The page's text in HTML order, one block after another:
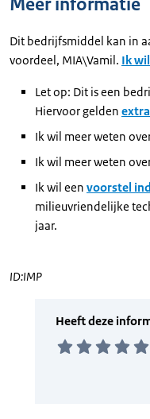
Dit bedrijfsmiddel kan in
voordeel, MIA\Vamil. Ik
Let op: Dit is een
Hiervoor gelden
Ik wil meer weten
Ik wil meer weten
Ik wil een voorstel
milieuvriendelijke
jaar.
ID:IMP